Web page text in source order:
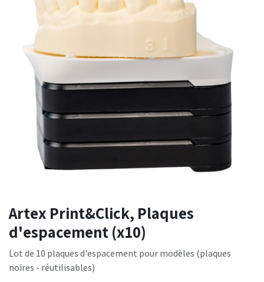
Artex Print&Click, Plaques
d'espacement (x10)
Lot de 10 plaques d'espacement pour modèles (plaques
noires - réutilisables)